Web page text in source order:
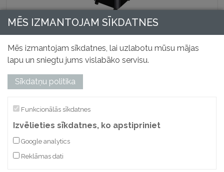
Dokumentu smalcinātājs 225i
835,04€
MĒS IZMANTOJAM SĪKDATNES
Mēs izmantojam sīkdatnes, lai uzlabotu mūsu mājas
lapu un sniegtu jums vislabāko servisu.
Sīkdatņu politika
Funkcionālās sīkdatnes
Izvēlieties sīkdatnes, ko apstipriniet
Google analytics
Reklāmas dati